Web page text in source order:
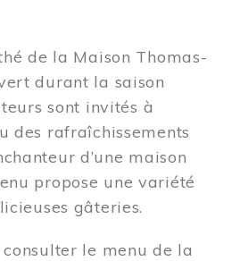
de la Maison Thomas-
durant la saison
sont invités à
des rafraîchissements
d’une maison
propose une variété
gâteries.
le menu de la